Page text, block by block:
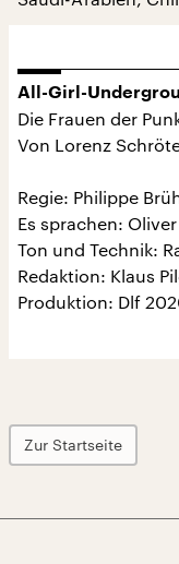
All-Girl-
Die Frauen der
Von Lorenz
Regie: Philippe
Es sprachen:
Ton und Technik:
Redaktion: Klaus
Produktion: Dlf
Zur Startseite